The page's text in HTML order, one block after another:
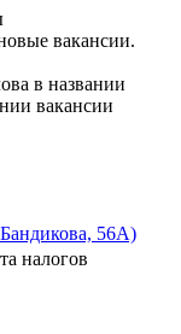
вакансии.
в названии
вакансии
56А)
налогов